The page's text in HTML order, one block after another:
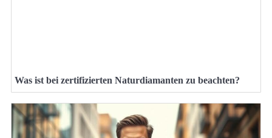
Was ist bei zertifizierten Naturdiamanten zu beachten?